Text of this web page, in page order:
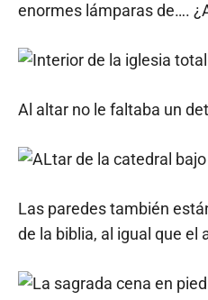
enormes lámparas de….
Al altar no le faltaba un
Las paredes también
de la biblia, al igual que el